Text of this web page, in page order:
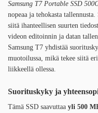
Samsung T7 Portable SSD
nopeaa ja tehokasta
siitä ihanteellisen suurten
videon editoinnin ja datan
Samsung T7 yhdistää
muotoilussa, mikä tekee siitä
liikkeellä ollessa.
Suorituskyky ja
Tämä SSD saavuttaa yli 500